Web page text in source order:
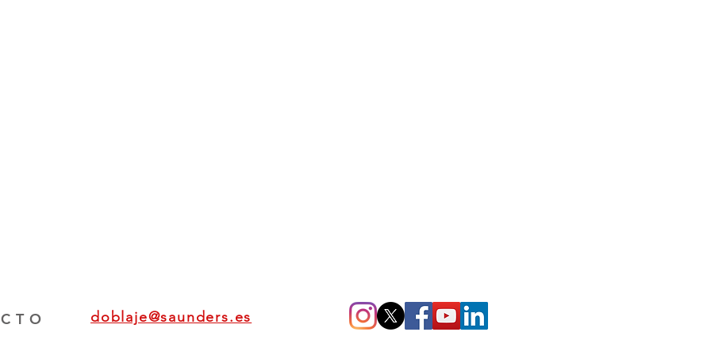
doblaje@saunders.es